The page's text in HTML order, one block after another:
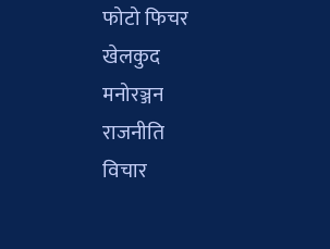
फोटो फिचर
खेलकुद
मनोरञ्जन
राजनीति
विचार